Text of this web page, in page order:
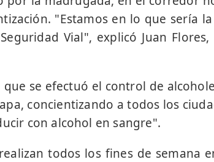
"Estamos en lo que sería
Vial", explicó Juan
que se efectuó el control de
concientizando a todos los
con alcohol en sangre".
todos los fines de semana